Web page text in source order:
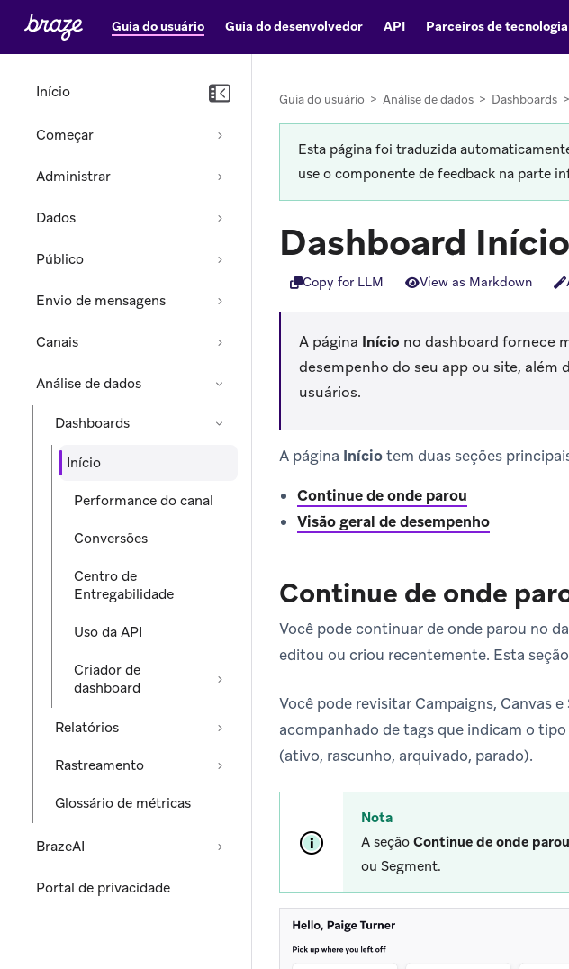
Guia do usuário Guia do desenvolvedor API Parceiros de tecnologia
Início
Começar
Administrar
Dados
Público
Envio de mensagens
Canais
Análise de dados
Dashboards
Início
Performance do canal
Conversões
Centro de
Entregabilidade
Uso da API
Criador de
dashboard
Relatórios
Rastreamento
Glossário de métricas
BrazeAI
Portal de privacidade
Guia do usuário > Análise de dados > Dashboards >
Esta página foi traduzida
use o componente de feedback na parte
Dashboard Início
Copy for LLM View as Markdown
A página Início no dashboard fornece
desempenho do seu app ou site, além
usuários.
A página Iníciotem duas seções
Continue de onde parou
Visão geral de desempenho
Continue de onde
Você pode continuar de onde parou no
editou ou criou recentemente. Esta
Você pode revisitar Campaigns, Canvas
acompanhado de tags que indicam o
(ativo, rascunho, arquivado, parado).
Nota
A seção Continue de onde parou
ou Segment.